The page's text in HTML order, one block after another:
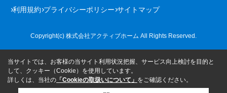
利用規約 プライバシーポリシー サイトマップ
Copyright(c) 株式会社アクティブホーム All Rights Reserved.
当サイトでは、お客様の当サイト利用状況把握、サービス向上検討を目的と
して、クッキー（Cookie）を使用しています。
詳しくは、当社の 「Cookieの取扱いについて」 をご確認ください。